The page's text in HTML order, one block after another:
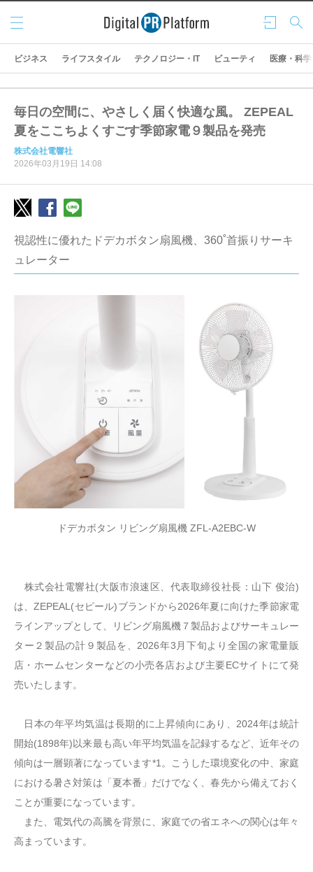
ログ
イン
検索
メニ
ュー
ビジネス ライフスタイル テクノロジー・IT ビューティ 医療・科学
毎日の空間に、やさしく届く快適な風。 ZEPEAL
夏をここちよくすごす季節家電９製品を発売
株式会社電響社
2026年03月19日 14:08
視認性に優れたドデカボタン扇風機、360˚首振りサーキ
ュレーター
ドデカボタン リビング扇風機 ZFL-A2EBC-W
株式会社電響社(大阪市浪速区、代表取締役社長：山下 俊治)
は、ZEPEAL(セピール)ブランドから2026年夏に向けた季節家電
ラインアップとして、リビング扇風機７製品およびサーキュレー
ター２製品の計９製品を、2026年3月下旬より全国の家電量販
店・ホームセンターなどの小売各店および主要ECサイトにて発
売いたします。
日本の年平均気温は長期的に上昇傾向にあり、2024年は統計
開始(1898年)以来最も高い年平均気温を記録するなど、近年その
傾向は一層顕著になっています*1。こうした環境変化の中、家庭
における暑さ対策は「夏本番」だけでなく、春先から備えておく
ことが重要になっています。
また、電気代の高騰を背景に、家庭での省エネへの関心は年々
高まっています。